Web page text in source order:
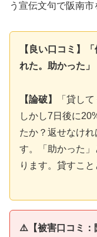
う宣伝文句で阪南市
【良い口コミ】
れた。助かった」
【論破】
「貸し
しかし7日後に
たか？返せなけ
す。「助かった
ります。貸すこと
⚠️【被害口コミ：